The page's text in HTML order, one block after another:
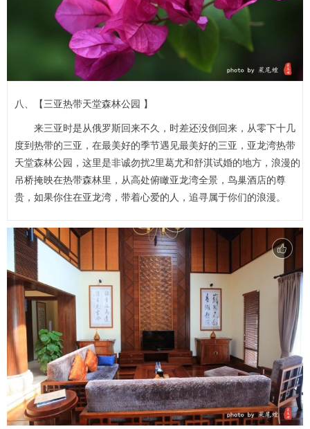
八、【三亚热带天堂森林公园 】
来三亚时是从俄罗斯回来不久，时差还没倒回来，从零下十几
度到热带的三亚，在最美好的季节遇见最美好的三亚，亚龙湾热带
天堂森林公园，这里是非诚勿扰2里葛尤和舒淇试婚的地方，浪漫的
吊桥掩映在热带森林里，从高处俯瞰亚龙湾全景，鸟巢酒店的尊
贵，如果你住在亚龙湾，带着心爱的人，追寻属于你们的浪漫。